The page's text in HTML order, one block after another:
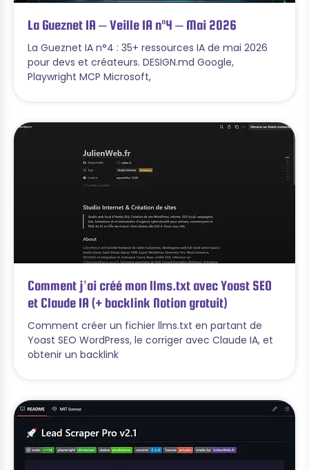
La Gueznet IA – Veille IA n°4 – Mai 2026
La Gueznet IA n°4 : 35+ ressources IA de mai 2026
pour devs et créateurs. DESIGN.md Google,
Playwright MCP Microsoft,
Comment j’ai créé mon llms.txt avec Yoast SEO
et Claude IA (+ backlink Notion gratuit)
Comment créer un fichier llms.txt en partant de
Yoast SEO WordPress, le corriger avec Claude IA, et
obtenir un backlink